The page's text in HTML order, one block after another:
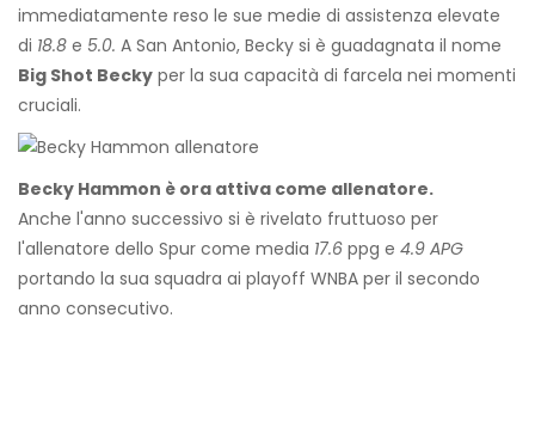
immediatamente reso le sue medie di assistenza elevate
di 18.8 e 5.0. A San Antonio, Becky si è guadagnata il nome
Big Shot Becky per la sua capacità di farcela nei momenti
cruciali.
Becky Hammon è ora attiva come allenatore.
Anche l'anno successivo si è rivelato fruttuoso per
l'allenatore dello Spur come media 17.6 ppg e 4.9 APG
portando la sua squadra ai playoff WNBA per il secondo
anno consecutivo.